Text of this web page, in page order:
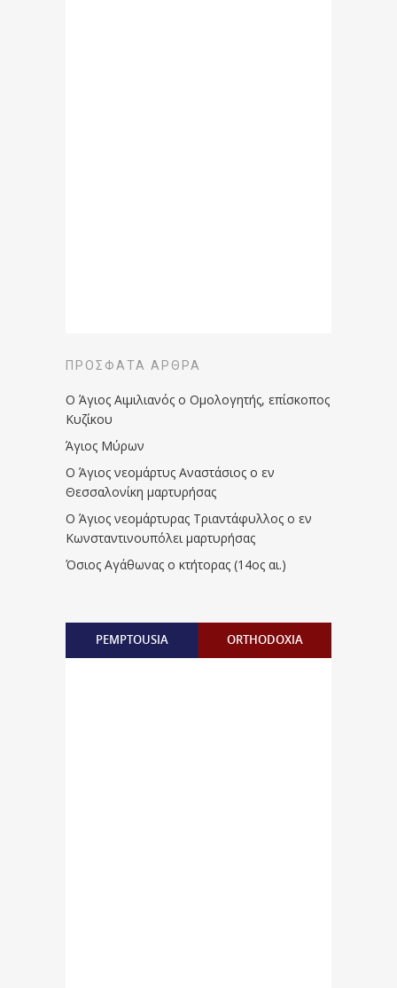
ΠΡΌΣΦΑΤΑ ΆΡΘΡΑ
Ο Άγιος Αιμιλιανός ο Ομολογητής, επίσκοπος
Κυζίκου
Άγιος Μύρων
Ο Άγιος νεομάρτυς Αναστάσιος ο εν
Θεσσαλονίκη μαρτυρήσας
Ο Άγιος νεομάρτυρας Τριαντάφυλλος ο εν
Κωνσταντινουπόλει μαρτυρήσας
Όσιος Αγάθωνας ο κτήτορας (14ος αι.)
PEMPTOUSIA ORTHODOXIA